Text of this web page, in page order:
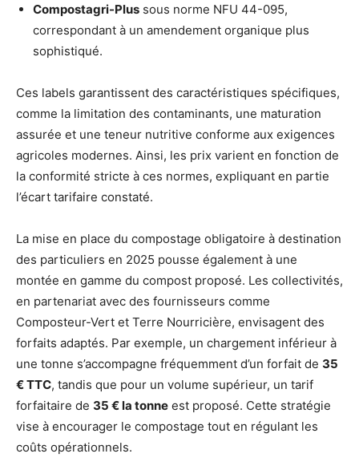
Compostagri-Plus sous norme NFU 44-095,
correspondant à un amendement organique plus
sophistiqué.
Ces labels garantissent des caractéristiques spécifiques,
comme la limitation des contaminants, une maturation
assurée et une teneur nutritive conforme aux exigences
agricoles modernes. Ainsi, les prix varient en fonction de
la conformité stricte à ces normes, expliquant en partie
l’écart tarifaire constaté.
La mise en place du compostage obligatoire à destination
des particuliers en 2025 pousse également à une
montée en gamme du compost proposé. Les collectivités,
en partenariat avec des fournisseurs comme
Composteur-Vert et Terre Nourricière, envisagent des
forfaits adaptés. Par exemple, un chargement inférieur à
une tonne s’accompagne fréquemment d’un forfait de 35
€ TTC, tandis que pour un volume supérieur, un tarif
forfaitaire de 35 € la tonne est proposé. Cette stratégie
vise à encourager le compostage tout en régulant les
coûts opérationnels.